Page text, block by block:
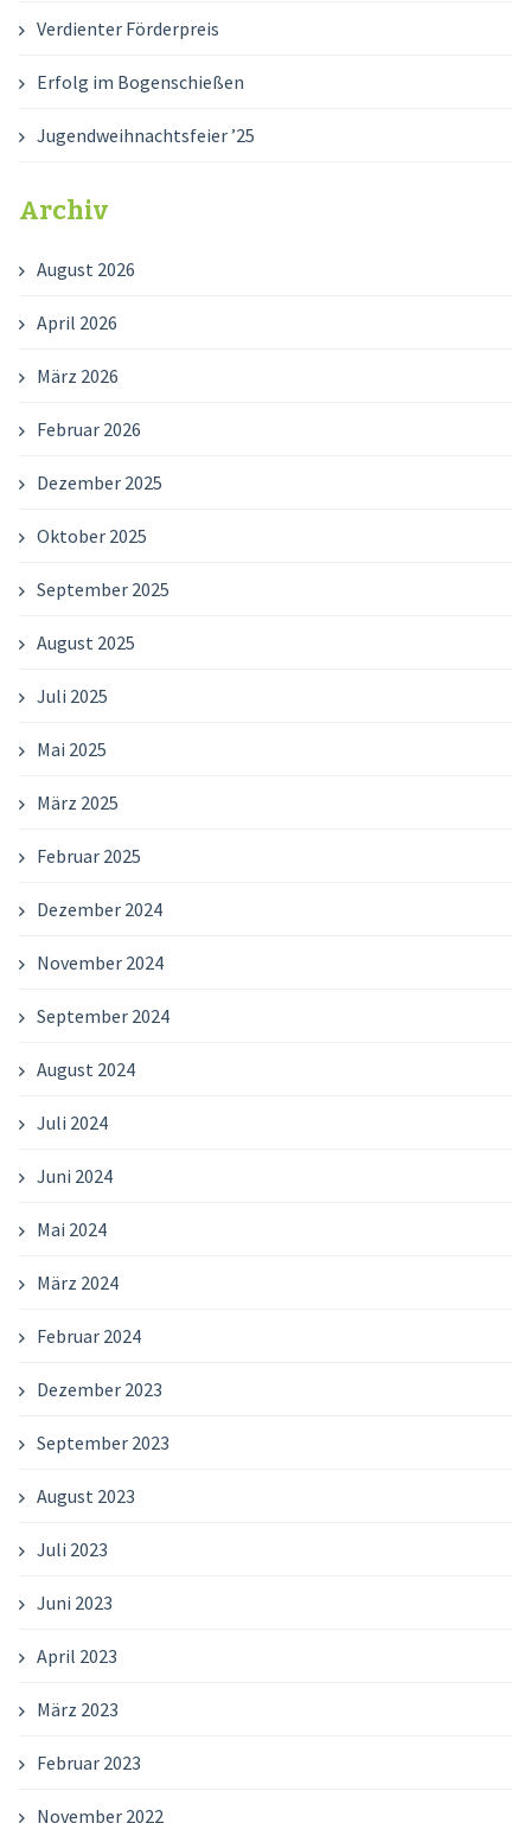
Verdienter Förderpreis
Erfolg im Bogenschießen
Jugendweihnachtsfeier ’25
Archiv
August 2026
April 2026
März 2026
Februar 2026
Dezember 2025
Oktober 2025
September 2025
August 2025
Juli 2025
Mai 2025
März 2025
Februar 2025
Dezember 2024
November 2024
September 2024
August 2024
Juli 2024
Juni 2024
Mai 2024
März 2024
Februar 2024
Dezember 2023
September 2023
August 2023
Juli 2023
Juni 2023
April 2023
März 2023
Februar 2023
November 2022